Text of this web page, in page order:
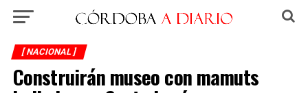
[ NACIONAL ]
Construirán museo con mamuts